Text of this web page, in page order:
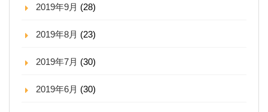
2019年9月 (28)
2019年8月 (23)
2019年7月 (30)
2019年6月 (30)